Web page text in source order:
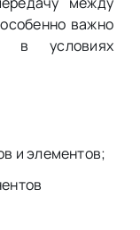
важно
в условиях
и элементов;